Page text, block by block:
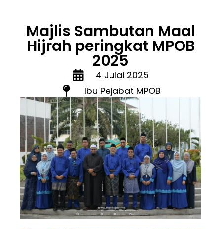
Majlis Sambutan Maal
Hijrah peringkat MPOB
2025
4 Julai 2025
Ibu Pejabat MPOB